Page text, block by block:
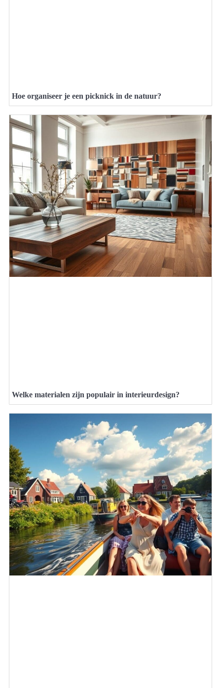
Hoe organiseer je een picknick in de natuur?
Welke materialen zijn populair in interieurdesign?